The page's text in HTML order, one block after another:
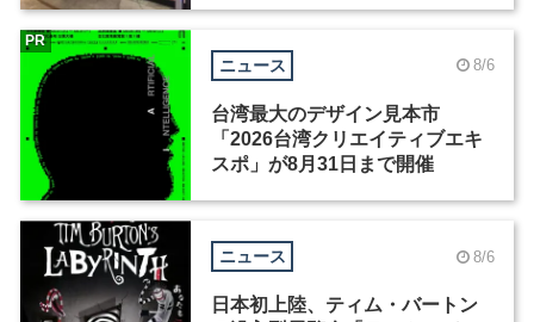
ニュース 8/6
台湾最大のデザイン見本市
「2026台湾クリエイティブエキ
スポ」が8月31日まで開催
PR
ニュース 8/6
日本初上陸、ティム・バートン